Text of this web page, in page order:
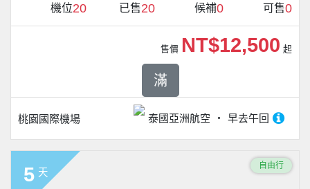
機位20 已售20 候補0 可售0
桃園國際機場 泰國亞洲航空 早去午回
售價 NT$12,500 起
滿
5 天
自由行